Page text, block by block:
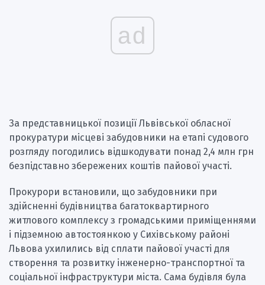
ad
За представницької позиції Львівської обласної
прокуратури місцеві забудовники на етапі судового
розгляду погодились відшкодувати понад 2,4 млн грн
безпідставно збережених коштів пайової участі.
Прокурори встановили, що забудовники при
здійсненні будівництва багатоквартирного
житлового комплексу з громадськими приміщеннями
і підземною автостоянкою у Сихівському районі
Львова ухилились від сплати пайової участі для
створення та розвитку інженерно-транспортної та
соціальної інфраструктури міста. Сама будівля була